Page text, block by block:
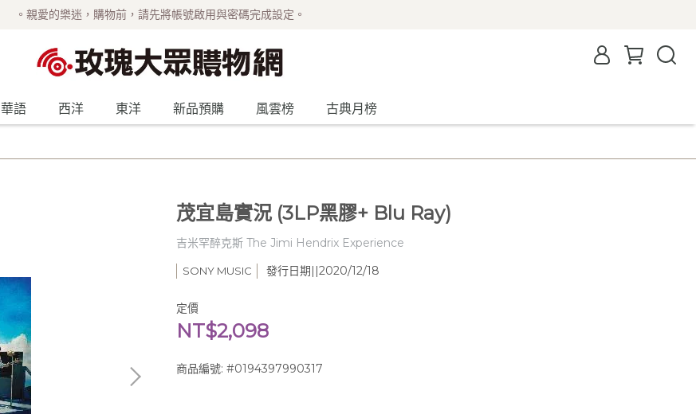
。親愛的樂迷，購物前，請先將帳號啟用與密碼完成設定。
華語 西洋 東洋 新品預購 風雲榜 古典月榜
茂宜島實況 (3LP黑膠+ Blu Ray)
吉米罕醉克斯 The Jimi Hendrix Experience
SONY MUSIC 發行日期||2020/12/18
定價
NT$2,098
商品編號: #0194397990317